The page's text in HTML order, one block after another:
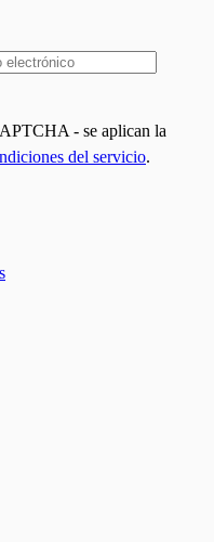
- se aplican la
del servicio.